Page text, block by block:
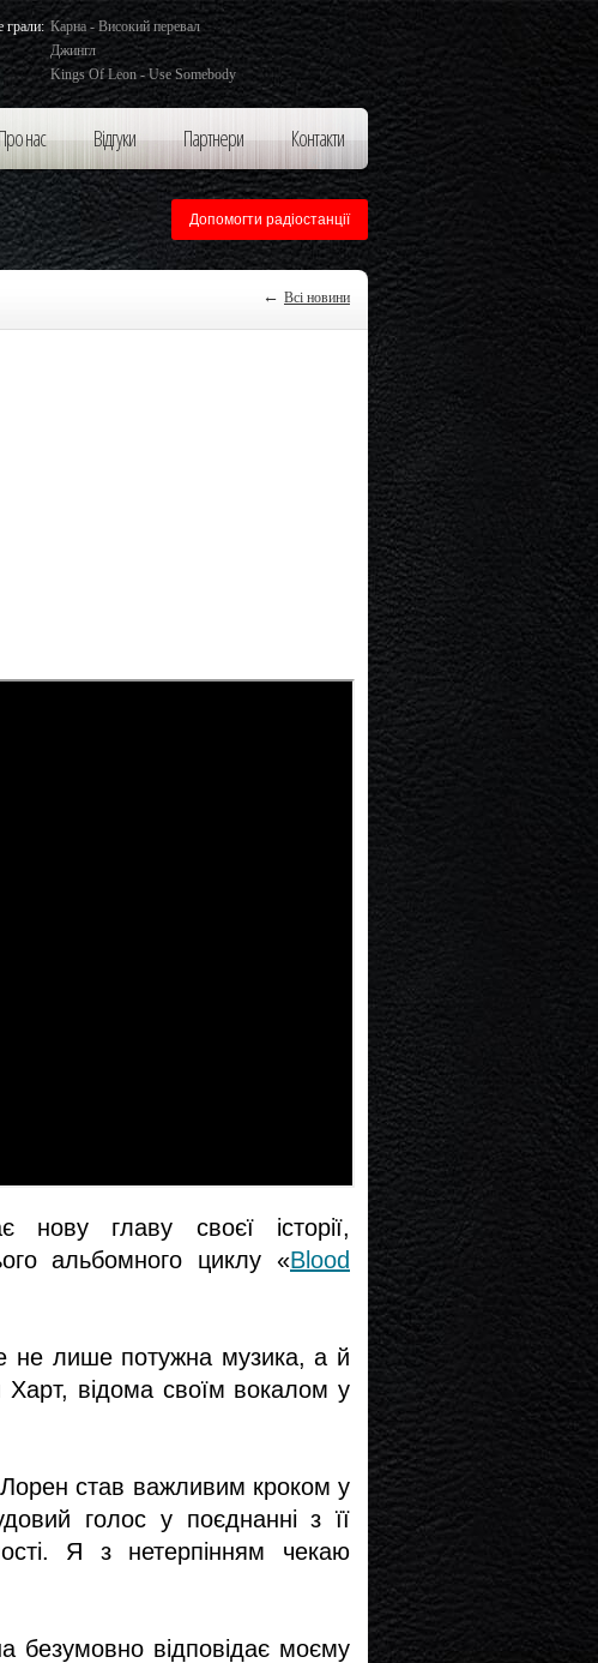
Карна - Високий перевал
Джингл
Kings Of Leon - Use Somebody
грали:
Контакти
Партнери
Відгуки
нас
Допомогти радіостанції
← Всі новини
нову главу своєї історії,
альбомного циклу «Blood
не лише потужна музика, а й
Харт, відома своїм вокалом у
Лорен став важливим кроком у
голос у поєднанні з її
Я з нетерпінням чекаю
відповідає моєму